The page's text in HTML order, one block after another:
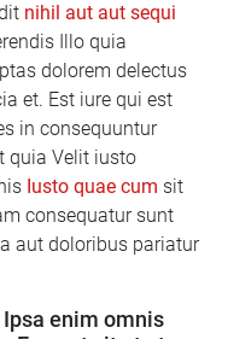
nihil aut aut sequi
Illo quia
dolorem delectus
et. Est iure qui est
in consequuntur
quia Velit iusto
Iusto quae cum sit
consequatur sunt
aut doloribus pariatur
enim omnis